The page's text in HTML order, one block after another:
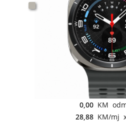
0,00 KM
28,88 KM/mj